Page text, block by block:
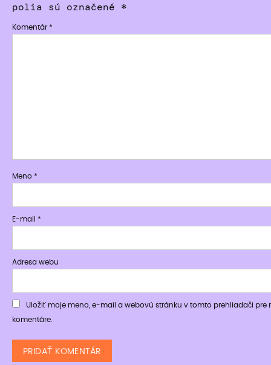
polia sú označené *
Komentár *
Meno *
E-mail *
Adresa webu
Uložiť moje meno, e-mail a webovú stránku v tomto prehliadači pre
komentáre.